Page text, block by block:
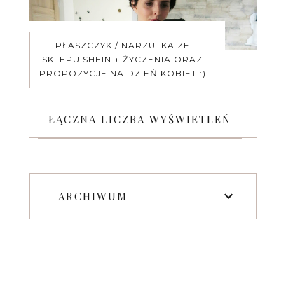
PŁASZCZYK / NARZUTKA ZE
SKLEPU SHEIN + ŻYCZENIA ORAZ
PROPOZYCJE NA DZIEŃ KOBIET :)
ŁĄCZNA LICZBA WYŚWIETLEŃ
ARCHIWUM